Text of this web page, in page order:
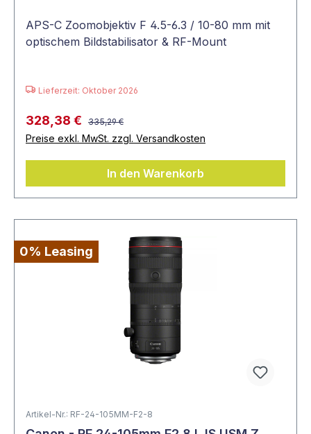
APS-C Zoomobjektiv F 4.5-6.3 / 10-80 mm mit
optischem Bildstabilisator & RF-Mount
Lieferzeit: Oktober 2026
328,38 € 335,29 €
Preise exkl. MwSt. zzgl. Versandkosten
In den Warenkorb
0% Leasing
Artikel-Nr.: RF-24-105MM-F2-8